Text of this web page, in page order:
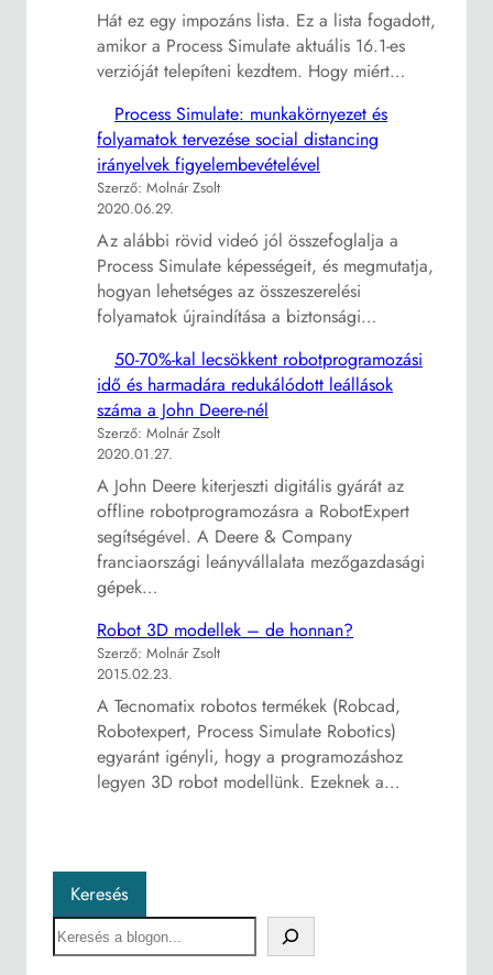
Hát ez egy impozáns lista. Ez a lista fogadott,
amikor a Process Simulate aktuális 16.1-es
verzióját telepíteni kezdtem. Hogy miért…
Process Simulate: munkakörnyezet és
folyamatok tervezése social distancing
irányelvek figyelembevételével
Szerző: Molnár Zsolt
2020.06.29.
Az alábbi rövid videó jól összefoglalja a
Process Simulate képességeit, és megmutatja,
hogyan lehetséges az összeszerelési
folyamatok újraindítása a biztonsági…
50-70%-kal lecsökkent robotprogramozási
idő és harmadára redukálódott leállások
száma a John Deere-nél
Szerző: Molnár Zsolt
2020.01.27.
A John Deere kiterjeszti digitális gyárát az
offline robotprogramozásra a RobotExpert
segítségével. A Deere & Company
franciaországi leányvállalata mezőgazdasági
gépek…
Robot 3D modellek – de honnan?
Szerző: Molnár Zsolt
2015.02.23.
A Tecnomatix robotos termékek (Robcad,
Robotexpert, Process Simulate Robotics)
egyaránt igényli, hogy a programozáshoz
legyen 3D robot modellünk. Ezeknek a…
Keresés
S
e